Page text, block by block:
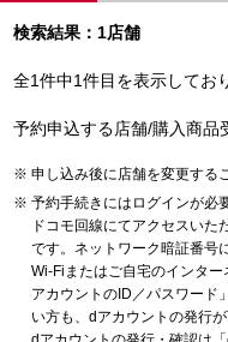
検索結果：1店舗
全1件中1件目を表示してお
予約申込する店舗/購入商品
申し込み後に店舗を変更する
予約手続きにはログインが必
ドコモ回線にてアクセスい
です。ネットワーク暗証番号
Wi-Fiまたはご自宅のインタ
アカウントのID／パスワード
い方も、dアカウントの発行が